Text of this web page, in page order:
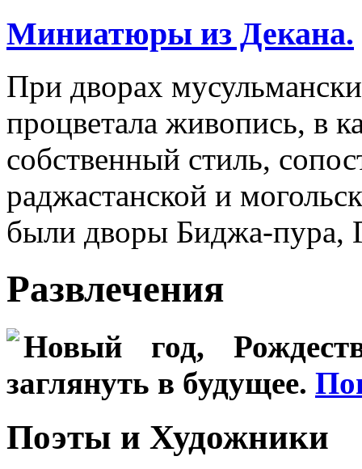
Миниатюры из Декана.
При дворах
процветала живопись, в
собственный стиль,
раджастанской и
были дворы Биджа-пура,
Развлечения
Новый год,
заглянуть в будущее.
Поэты и Художники